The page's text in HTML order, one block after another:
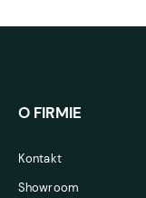
O FIRMIE
Kontakt
Showroom